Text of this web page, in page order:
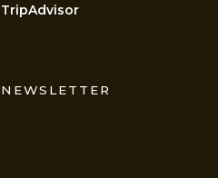
TripAdvisor
NEWSLETTER